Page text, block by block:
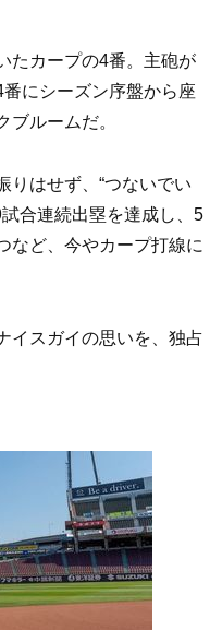
たカープの4番。主砲が
にシーズン序盤から座
ブルームだ。
はせず、“つないでい
合連続出塁を達成し、5
など、今やカープ打線に
イスガイの思いを、独占